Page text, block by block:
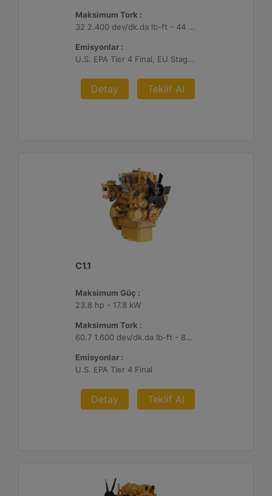
Maksimum Tork :
32 2.400 dev/dk.da lb-ft - 44 2.400 dev/dk.da Nm
Emisyonlar :
U.S. EPA Tier 4 Final, EU Stage V
Detay Teklif Al
C1.1
Maksimum Güç :
23.8 hp - 17.8 kW
Maksimum Tork :
60.7 1.600 dev/dk.da lb-ft - 82.3 1.600 dev/dk.da Nm
Emisyonlar :
U.S. EPA Tier 4 Final
Detay Teklif Al